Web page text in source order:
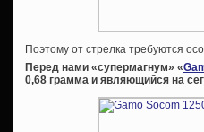
Поэтому от стрелка требуются
Перед нами «супермагнум» «
0,68 грамма и являющийся на